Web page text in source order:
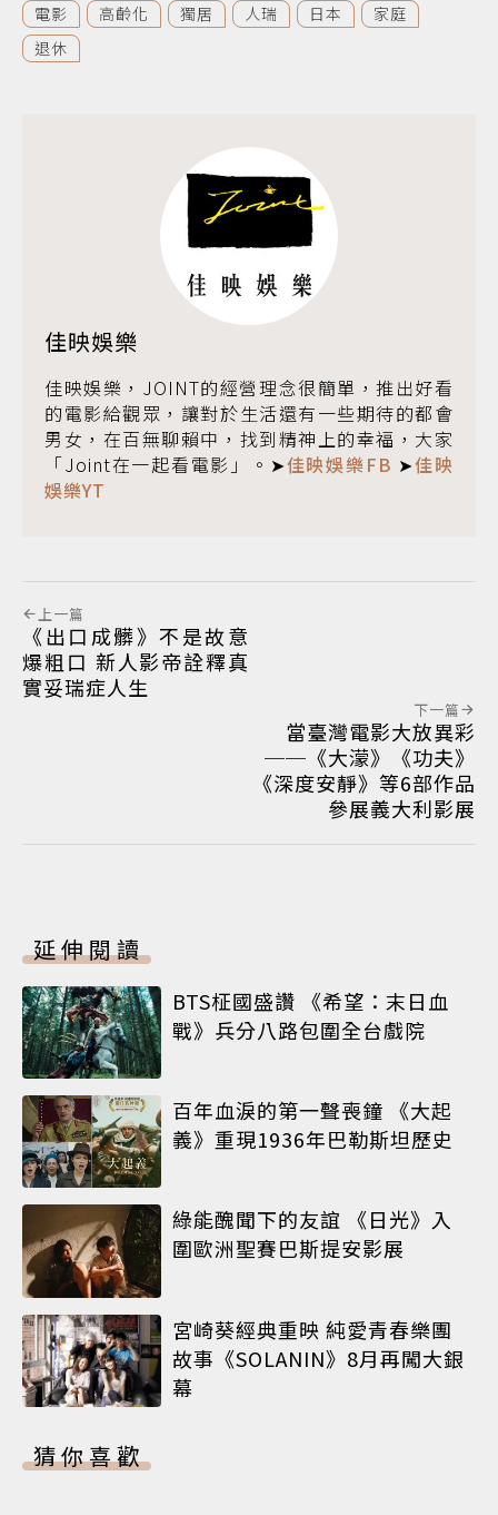
電影 高齡化 獨居 人瑞 日本
家庭
退休
佳映娛樂
佳映娛樂，JOINT的經營理念很簡單，推出好看
的電影給觀眾，讓對於生活還有一些期待的都會
男女，在百無聊賴中，找到精神上的幸福，大家
「Joint在一起看電影」。➤佳映娛樂FB ➤佳映
娛樂YT
上一篇
《出口成髒》不是故意
爆粗口 新人影帝詮釋真
實妥瑞症人生
下一篇
當臺灣電影大放異彩
──《大濛》《功夫》
《深度安靜》等6部作品
參展義大利影展
延伸閱讀
BTS柾國盛讚 《希望：末日血
戰》兵分八路包圍全台戲院
百年血淚的第一聲喪鐘 《大起
義》重現1936年巴勒斯坦歷史
綠能醜聞下的友誼 《日光》入
圍歐洲聖賽巴斯提安影展
宮崎葵經典重映 純愛青春樂團
故事《SOLANIN》8月再闖大銀
幕
猜你喜歡